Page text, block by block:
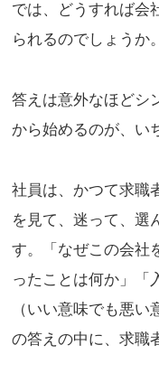
では、どうすれば会
られるのでしょうか。
答えは意外なほどシ
から始めるのが、い
社員は、かつて求職
を見て、迷って、選
す。「なぜこの会社
ったことは何か」「
（いい意味でも悪
の答えの中に、求職